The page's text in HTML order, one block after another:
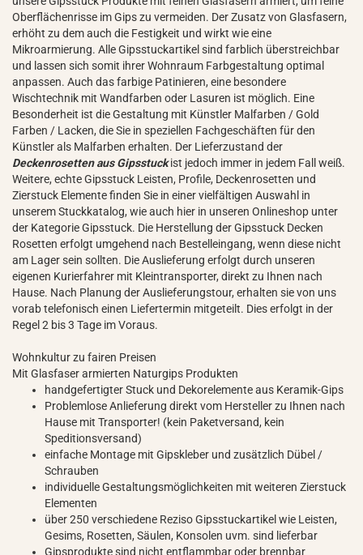
Oberflächenrisse im Gips zu vermeiden. Der Zusatz von Glasfasern,
erhöht zu dem auch die Festigkeit und wirkt wie eine
Mikroarmierung. Alle Gipsstuckartikel sind farblich überstreichbar
und lassen sich somit ihrer Wohnraum Farbgestaltung optimal
anpassen. Auch das farbige Patinieren, eine besondere
Wischtechnik mit Wandfarben oder Lasuren ist möglich. Eine
Besonderheit ist die Gestaltung mit Künstler Malfarben / Gold
Farben / Lacken, die Sie in speziellen Fachgeschäften für den
Künstler als Malfarben erhalten. Der Lieferzustand der
Deckenrosetten aus Gipsstuckist jedoch immer in jedem Fall weiß.
Weitere, echte Gipsstuck Leisten, Profile, Deckenrosetten und
Zierstuck Elemente finden Sie in einer vielfältigen Auswahl in
unserem Stuckkatalog, wie auch hier in unseren Onlineshop unter
der Kategorie Gipsstuck. Die Herstellung der Gipsstuck Decken
Rosetten erfolgt umgehend nach Bestelleingang, wenn diese nicht
am Lager sein sollten. Die Auslieferung erfolgt durch unseren
eigenen Kurierfahrer mit Kleintransporter, direkt zu Ihnen nach
Hause. Nach Planung der Auslieferungstour, erhalten sie von uns
vorab telefonisch einen Liefertermin mitgeteilt. Dies erfolgt in der
Regel 2 bis 3 Tage im Voraus.
Wohnkultur zu fairen Preisen
Mit Glasfaser armierten Naturgips Produkten
handgefertigter Stuck und Dekorelemente aus Keramik-Gips
Problemlose Anlieferung direkt vom Hersteller zu Ihnen nach
Hause mit Transporter! (kein Paketversand, kein
Speditionsversand)
einfache Montage mit Gipskleber und zusätzlich Dübel /
Schrauben
individuelle Gestaltungsmöglichkeiten mit weiteren Zierstuck
Elementen
über 250 verschiedene Reziso Gipsstuckartikel wie Leisten,
Gesims, Rosetten, Säulen, Konsolen uvm. sind lieferbar
Gipsprodukte sind nicht entflammbar oder brennbar